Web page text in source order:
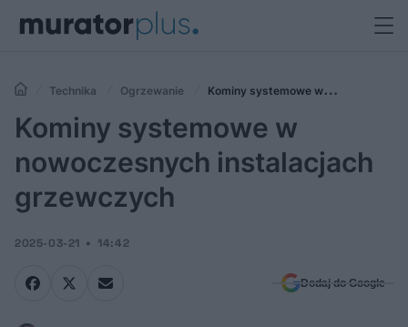
Technika Ogrzewanie
Kominy systemowe w
nowoczesnych instalacjach grzewczych
Kominy systemowe w
nowoczesnych instalacjach
grzewczych
2025-03-21 14:42
Dodaj do Google